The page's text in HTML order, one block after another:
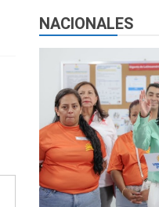
NACIONALES